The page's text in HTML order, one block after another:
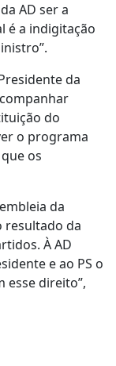
AD ser a
é a indigitação
da
do
o programa
os
da
resultado da
À AD
e ao PS o
esse direito”,